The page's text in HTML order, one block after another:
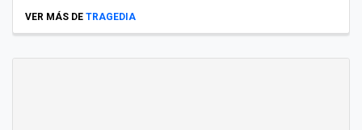
VER MÁS DE TRAGEDIA